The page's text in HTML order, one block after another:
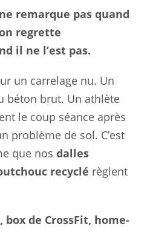
ne remarque pas quand
regrette
il ne l’est pas.
un carrelage nu. Un
béton brut. Un athlète
le coup séance après
problème de sol. C’est
que nos dalles
recyclé règlent
de CrossFit, home-